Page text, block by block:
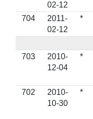
02-12
704
2011-
02-12
*
703
2010-
12-04
*
702
2010-
10-30
*